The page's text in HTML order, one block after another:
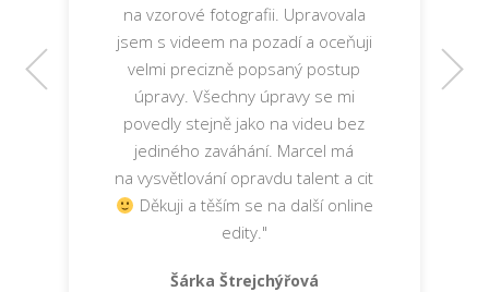
na vzorové fotografii. Upravovala
jsem s videem na pozadí a oceňuji
velmi precizně popsaný postup
úpravy. Všechny úpravy se mi
povedly stejně jako na videu bez
jediného zaváhání. Marcel má
na vysvětlování opravdu talent a cit
Děkuji a těším se na další online
edity."
Šárka Štrejchýřová
Petra Richterová
Markéta Ducháčková
Ivana Houšková